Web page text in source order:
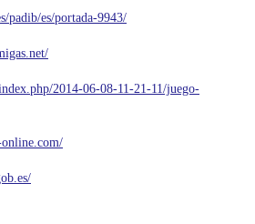
padib/es/portada-9943/
2014-06-08-11-21-11/juego-